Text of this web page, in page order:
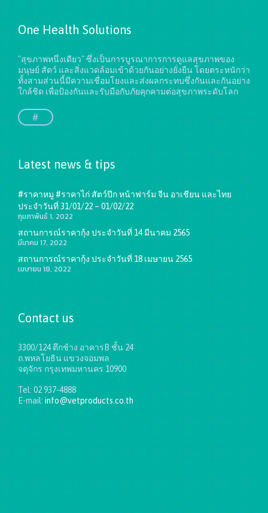
One Health Solutions
"สุขภาพหนึ่งเดียว" ซึ่งเป็นการบูรณาการการดูแลสุขภาพของ
มนุษย์ สัตว์ และสิ่งแวดล้อมเข้าด้วยกันอย่างยั่งยืนโดยตระหนักว่า
ทั้งสามส่วนนี้มีความเชื่อมโยงและส่งผลกระทบซึ่งกันและกันอย่าง
ใกล้ชิด เพื่อป้องกันและรับมือกับภัยคุกคามต่อสุขภาพระดับโลก
#
Latest news & tips
#ราคาหมู #ราคาไก่ สัตว์ปีก หน้าฟาร์ม จีน อาเชียน และไทย
ประจำวันที่ 31/01/22 – 01/02/22
กุมภาพันธ์ 1, 2022
สถานการณ์ราคากุ้ง ประจำวันที่ 14 มีนาคม 2565
มีนาคม 17, 2022
สถานการณ์ราคากุ้ง ประจำวันที่ 18 เมษายน 2565
เมษายน 18, 2022
Contact us
3300/124 ตึกช้าง อาคารB ชั้น 24
ถ.พหลโยธิน แขวงจอมพล
จตุจักร กรุงเทพมหานคร 10900
Tel: 02 937-4888
E-mail: info@vetproducts.co.th